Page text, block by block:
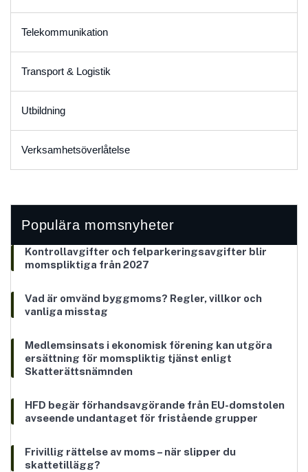
Telekommunikation
Transport & Logistik
Utbildning
Verksamhetsöverlåtelse
Populära momsnyheter
Kontrollavgifter och felparkeringsavgifter blir
momspliktiga från 2027
Vad är omvänd byggmoms? Regler, villkor och
vanliga misstag
Medlemsinsats i ekonomisk förening kan utgöra
ersättning för momspliktig tjänst enligt
Skatterättsnämnden
HFD begär förhandsavgörande från EU-domstolen
avseende undantaget för fristående grupper
Frivillig rättelse av moms – när slipper du
skattetillägg?